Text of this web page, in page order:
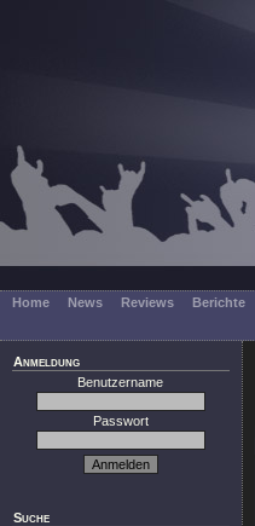
Home News Reviews Berichte
Anmeldung
Benutzername
Passwort
Suche